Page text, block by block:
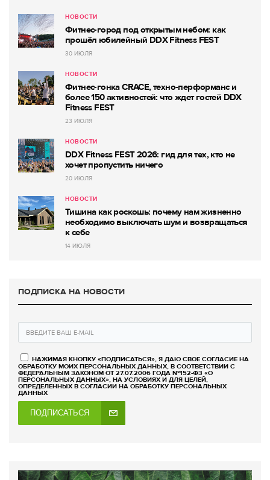
НОВОСТИ
Фитнес-город под открытым небом: как
прошёл юбилейный DDX Fitness FEST
30 ИЮЛЯ
НОВОСТИ
Фитнес-гонка CRACE, техно-перформанс и
более 150 активностей: что ждет гостей DDX
Fitness FEST
23 ИЮЛЯ
НОВОСТИ
DDX Fitness FEST 2026: гид для тех, кто не
хочет пропустить ничего
20 ИЮЛЯ
НОВОСТИ
Тишина как роскошь: почему нам жизненно
необходимо выключать шум и возвращаться
к себе
14 ИЮЛЯ
ПОДПИСКА НА НОВОСТИ
НАЖИМАЯ КНОПКУ «ПОДПИСАТЬСЯ», Я ДАЮ СВОЕ СОГЛАСИЕ НА
ОБРАБОТКУ МОИХ ПЕРСОНАЛЬНЫХ ДАННЫХ, В СООТВЕТСТВИИ С
ФЕДЕРАЛЬНЫМ ЗАКОНОМ ОТ 27.07.2006 ГОДА №152-ФЗ «О
ПЕРСОНАЛЬНЫХ ДАННЫХ», НА УСЛОВИЯХ И ДЛЯ ЦЕЛЕЙ,
ОПРЕДЕЛЕННЫХ В СОГЛАСИИ НА ОБРАБОТКУ ПЕРСОНАЛЬНЫХ
ДАННЫХ
ПОДПИСАТЬСЯ